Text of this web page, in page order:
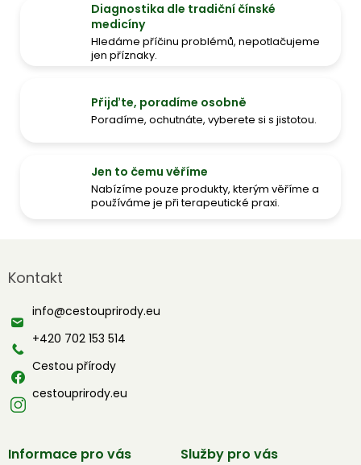
Diagnostika dle tradiční čínské
medicíny
Hledáme příčinu problémů, nepotlačujeme
jen příznaky.
Přijďte, poradíme osobně
Poradíme, ochutnáte, vyberete si s jistotou.
Jen to čemu věříme
Nabízíme pouze produkty, kterým věříme a
používáme je při terapeutické praxi.
p
t
Kontakt
info@cestouprirody.eu
+420 702 153 514
Cestou přírody
cestouprirody.eu
Informace pro vás Služby pro vás